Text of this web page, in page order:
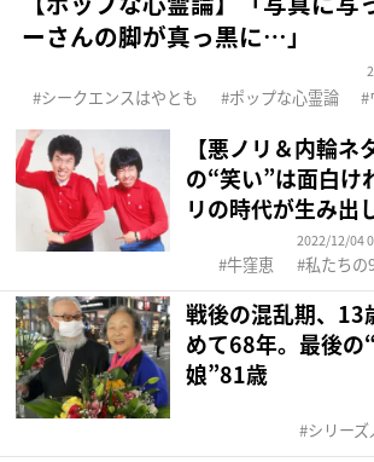
ーさんの脚が真っ黒に…」
シークエンスはやとも ポップな心霊論
【悪ノリ＆内輪ネ
の“笑い”は面白け
リの時代が生み出
2022/12/04
牛窪恵 私たちの
戦後の混乱期、13
めて68年。最後の
娘”81歳
シリーズ